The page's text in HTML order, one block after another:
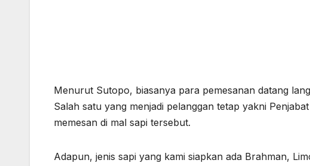
Menurut Sutopo, biasanya para pemesanan datang
Salah satu yang menjadi pelanggan tetap yakni
memesan di mal sapi tersebut.
Adapun, jenis sapi yang kami siapkan ada Brahman,